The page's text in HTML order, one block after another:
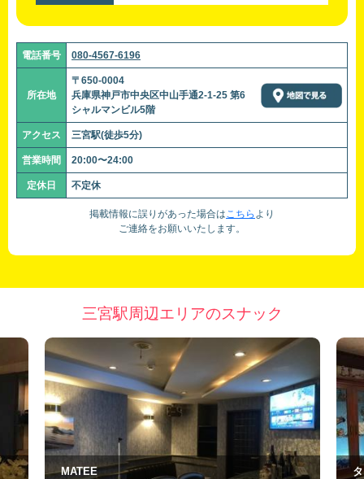
電話番号 080-4567-6196
所在地
〒650-0004
兵庫県神戸市中央区中山手通2-1-25 第6
シャルマンビル5階
アクセス 三宮駅(徒歩5分)
営業時間 20:00〜24:00
定休日 不定休
掲載情報に誤りがあった場合はこちら より
ご連絡をお願いいたします。
三宮駅周辺エリアのスナック
タイム